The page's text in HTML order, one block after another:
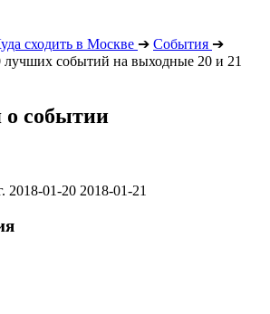
сходить в Москве ➔ События ➔
лучших событий на выходные 20 и 21
событии
2018-01-20 2018-01-21